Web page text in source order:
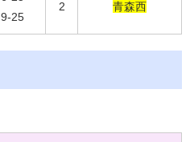
9-25
2 青森西